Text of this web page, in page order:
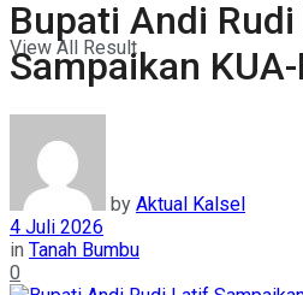
View All Result
Bupati Andi
Sampaikan
by Aktual Kalsel
4 Juli 2026
in Tanah Bumbu
0